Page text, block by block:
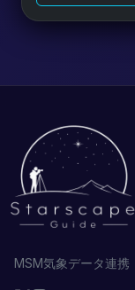
MSM気象データ連携